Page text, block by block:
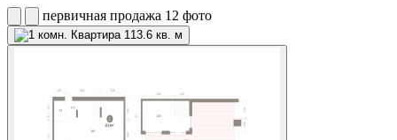
первичная продажа 12 фото